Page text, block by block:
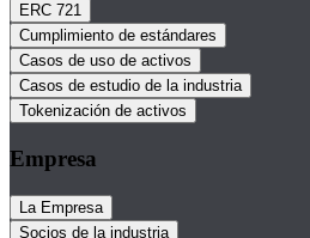
ERC 721
Cumplimiento de estándares
Casos de uso de activos
Casos de estudio de la industria
Tokenización de activos
Empresa
La Empresa
Socios de la industria